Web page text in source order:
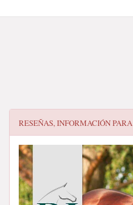
RESEÑAS, INFORMACIÓN PARA